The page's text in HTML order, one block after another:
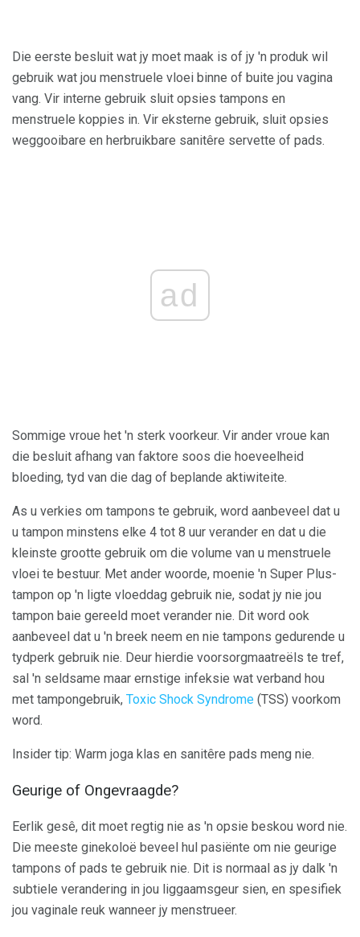
Die eerste besluit wat jy moet maak is of jy 'n produk wil
gebruik wat jou menstruele vloei binne of buite jou vagina
vang. Vir interne gebruik sluit opsies tampons en
menstruele koppies in. Vir eksterne gebruik, sluit opsies
weggooibare en herbruikbare sanitêre servette of pads.
ad
Sommige vroue het 'n sterk voorkeur. Vir ander vroue kan
die besluit afhang van faktore soos die hoeveelheid
bloeding, tyd van die dag of beplande aktiwiteite.
As u verkies om tampons te gebruik, word aanbeveel dat u
u tampon minstens elke 4 tot 8 uur verander en dat u die
kleinste grootte gebruik om die volume van u menstruele
vloei te bestuur. Met ander woorde, moenie 'n Super Plus-
tampon op 'n ligte vloeddag gebruik nie, sodat jy nie jou
tampon baie gereeld moet verander nie. Dit word ook
aanbeveel dat u 'n breek neem en nie tampons gedurende u
tydperk gebruik nie. Deur hierdie voorsorgmaatreëls te tref,
sal 'n seldsame maar ernstige infeksie wat verband hou
met tampongebruik, Toxic Shock Syndrome (TSS) voorkom
word.
Insider tip: Warm joga klas en sanitêre pads meng nie.
Geurige of Ongevraagde?
Eerlik gesê, dit moet regtig nie as 'n opsie beskou word nie.
Die meeste ginekoloë beveel hul pasiënte om nie geurige
tampons of pads te gebruik nie. Dit is normaal as jy dalk 'n
subtiele verandering in jou liggaamsgeur sien, en spesifiek
jou vaginale reuk wanneer jy menstrueer.